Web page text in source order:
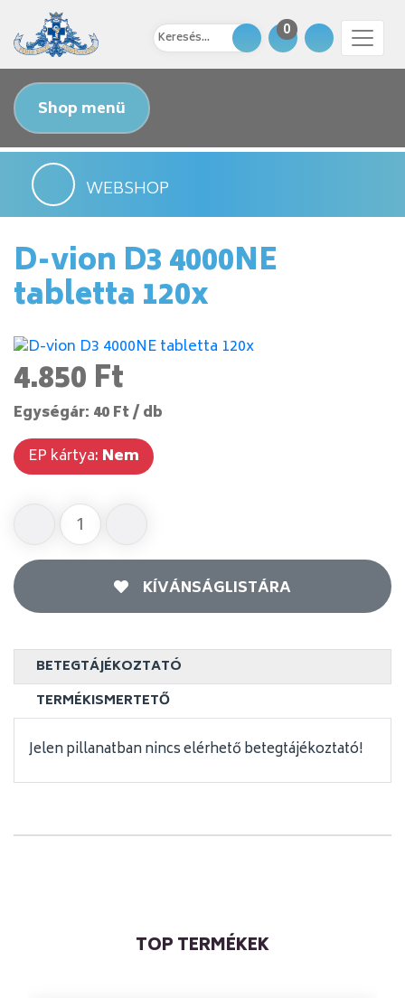
0
Shop menü
WEBSHOP
D-vion D3 4000NE
tabletta 120x
4.850 Ft
Egységár: 40 Ft / db
EP kártya: Nem
KÍVÁNSÁGLISTÁRA
BETEGTÁJÉKOZTATÓ
TERMÉKISMERTETŐ
Jelen pillanatban nincs elérhető betegtájékoztató!
TOP TERMÉKEK